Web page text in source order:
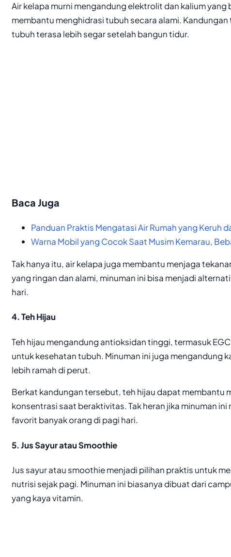
Air kelapa murni mengandung elektrolit dan kalium
membantu menghidrasi tubuh secara alami.
tubuh terasa lebih segar setelah bangun tidur.
Baca Juga
Panduan Praktis Mengatasi Air Rumah yang Keruh
Warna Mobil yang Cocok Saat Musim Kemarau,
Tak hanya itu, air kelapa juga membantu menjaga
yang ringan dan alami, minuman ini bisa menjadi
hari.
4. Teh Hijau
Teh hijau mengandung antioksidan tinggi, termasuk
untuk kesehatan tubuh. Minuman ini juga mengandung
lebih ramah di perut.
Berkat kandungan tersebut, teh hijau dapat membantu
konsentrasi saat beraktivitas. Tak heran jika minuman ini
favorit banyak orang di pagi hari.
5. Jus Sayur atau Smoothie
Jus sayur atau smoothie menjadi pilihan praktis untuk
nutrisi sejak pagi. Minuman ini biasanya dibuat dari
yang kaya vitamin.